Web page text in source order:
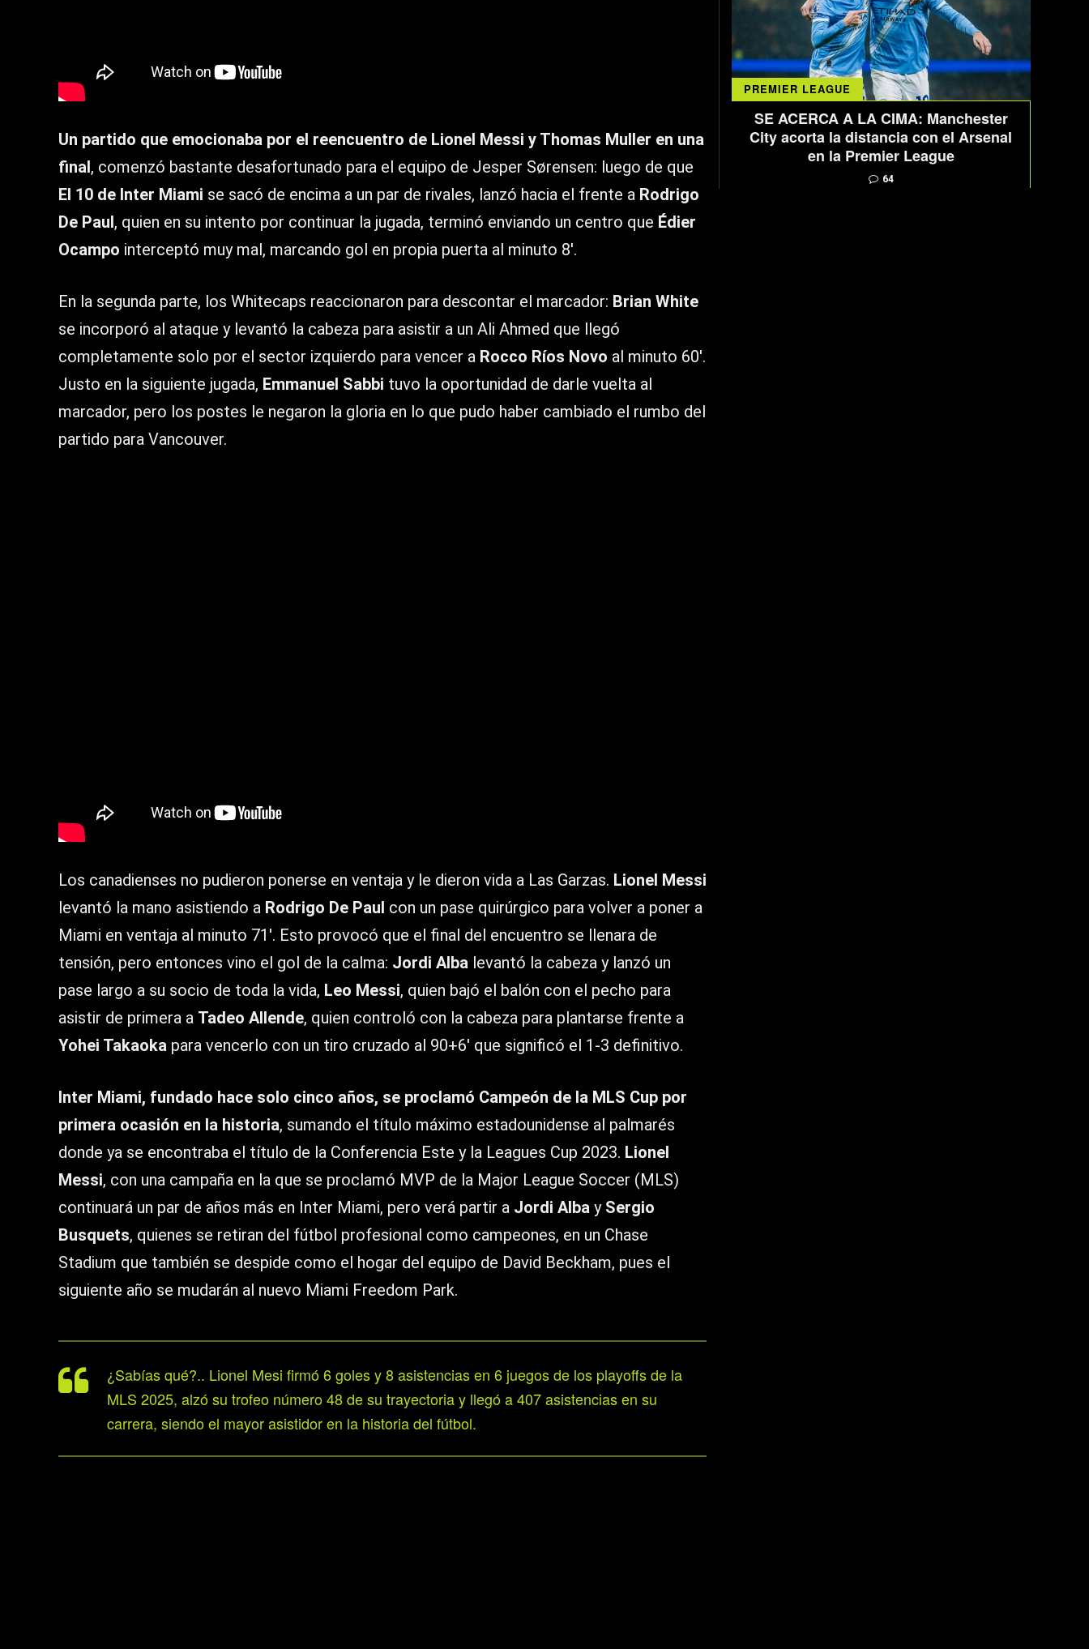
Un partido que emocionaba por el reencuentro de Lionel Messi y Thomas Muller en una
final, comenzó bastante desafortunado para el equipo de Jesper Sørensen: luego de que
El 10 de Inter Miami se sacó de encima a un par de rivales, lanzó hacia el frente a Rodrigo
De Paul, quien en su intento por continuar la jugada, terminó enviando un centro que Édier
Ocampo interceptó muy mal, marcando gol en propia puerta al minuto 8′.
En la segunda parte, los Whitecaps reaccionaron para descontar el marcador: Brian White
se incorporó al ataque y levantó la cabeza para asistir a un Ali Ahmed que llegó
completamente solo por el sector izquierdo para vencer a Rocco Ríos Novo al minuto 60′.
Justo en la siguiente jugada, Emmanuel Sabbi tuvo la oportunidad de darle vuelta al
marcador, pero los postes le negaron la gloria en lo que pudo haber cambiado el rumbo del
partido para Vancouver.
Los canadienses no pudieron ponerse en ventaja y le dieron vida a Las Garzas. Lionel Messi
levantó la mano asistiendo a Rodrigo De Paul con un pase quirúrgico para volver a poner a
Miami en ventaja al minuto 71′. Esto provocó que el final del encuentro se llenara de
tensión, pero entonces vino el gol de la calma: Jordi Alba levantó la cabeza y lanzó un
pase largo a su socio de toda la vida, Leo Messi, quien bajó el balón con el pecho para
asistir de primera a Tadeo Allende, quien controló con la cabeza para plantarse frente a
Yohei Takaoka para vencerlo con un tiro cruzado al 90+6′ que significó el 1-3 definitivo.
Inter Miami, fundado hace solo cinco años, se proclamó Campeón de la MLS Cup por
primera ocasión en la historia, sumando el título máximo estadounidense al palmarés
donde ya se encontraba el título de la Conferencia Este y la Leagues Cup 2023. Lionel
Messi, con una campaña en la que se proclamó MVP de la Major League Soccer (MLS)
continuará un par de años más en Inter Miami, pero verá partir a Jordi Alba y Sergio
Busquets, quienes se retiran del fútbol profesional como campeones, en un Chase
Stadium que también se despide como el hogar del equipo de David Beckham, pues el
siguiente año se mudarán al nuevo Miami Freedom Park.
¿Sabías qué?.. Lionel Mesi firmó 6 goles y 8 asistencias en 6 juegos de los playoffs de la
MLS 2025, alzó su trofeo número 48 de su trayectoria y llegó a 407 asistencias en su
carrera, siendo el mayor asistidor en la historia del fútbol.
PREMIER LEAGUE
SE ACERCA A LA CIMA: Manchester
City acorta la distancia con el Arsenal
en la Premier League
64